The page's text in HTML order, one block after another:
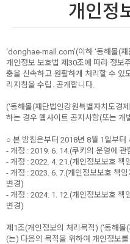
개인정
‘donghae-mall.com’(이하 ‘동해몰(
개인정보 보호법 제30조에 따라 정보
충을 신속하고 원활하게 처리할 수 있
리지침을 수립․공개합니다.
(‘동해몰(재단법인강원특별자치도경
하는 경우 웹사이트 공지사항(또는
○ 본 방침은부터 2018년 8월 1일부터
- 개정 : 2019. 6. 14.(쿠키의 운영에 관
- 개정 : 2022. 4. 21.(개인정보보호 책
- 개정 : 2023. 6. 7.(개인정보보호 책
변경)
- 개정 : 2024. 1. 12.(개인정보보호 책
변경)
제1조(개인정보의 처리목적) (‘동해
(는) 다음의 목적을 위하여 개인정보